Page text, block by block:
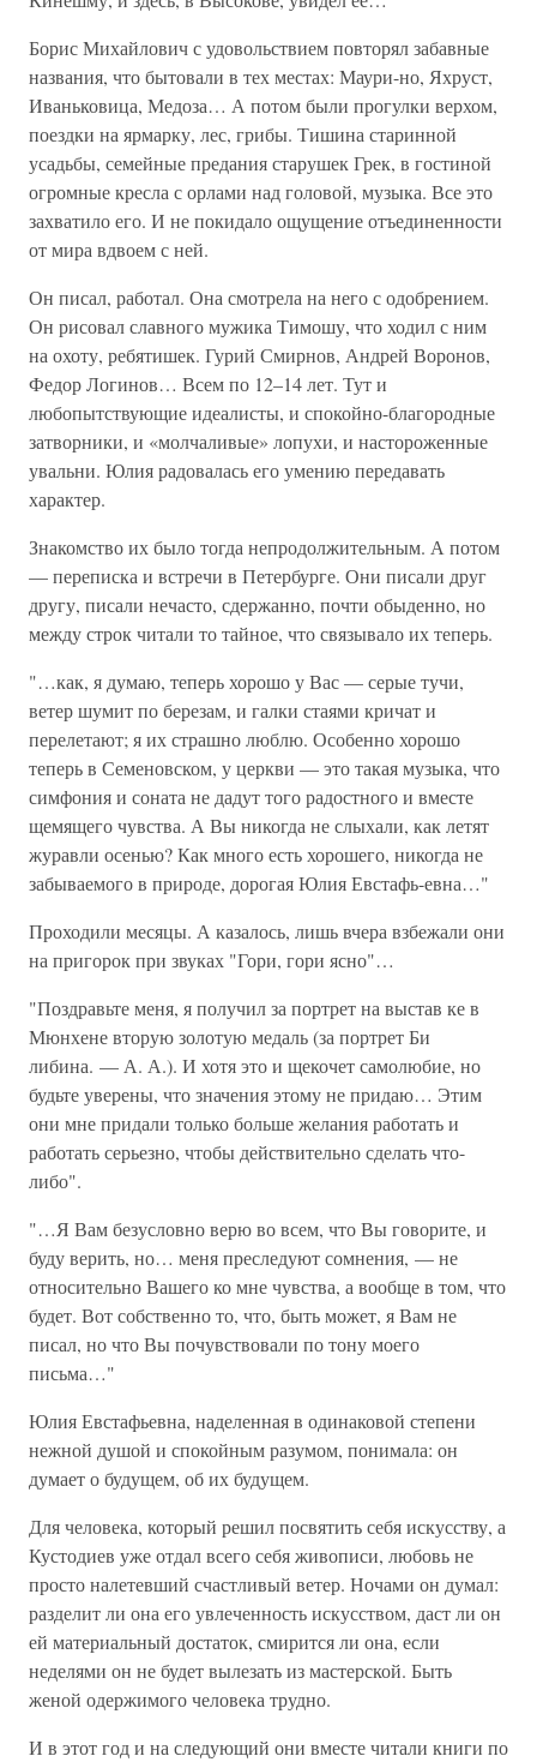
Борис Михайлович с удовольствием повторял забавные
названия, что бытовали в тех местах: Маури-но, Яхруст,
Иваньковица, Медоза… А потом были прогулки верхом,
поездки на ярмарку, лес, грибы. Тишина старинной
усадьбы, семейные предания старушек Грек, в гостиной
огромные кресла с орлами над головой, музыка. Все это
захватило его. И не покидало ощущение отъединенности
от мира вдвоем с ней.
Он писал, работал. Она смотрела на него с одобрением.
Он рисовал славного мужика Тимошу, что ходил с ним
на охоту, ребятишек. Гурий Смирнов, Андрей Воронов,
Федор Логинов… Всем по 12–14 лет. Тут и
любопытствующие идеалисты, и спокойно-благородные
затворники, и «молчаливые» лопухи, и настороженные
увальни. Юлия радовалась его умению передавать
характер.
Знакомство их было тогда непродолжительным. А потом
— переписка и встречи в Петербурге. Они писали друг
другу, писали нечасто, сдержанно, почти обыденно, но
между строк читали то тайное, что связывало их теперь.
"…как, я думаю, теперь хорошо у Вас — серые тучи,
ветер шумит по березам, и галки стаями кричат и
перелетают; я их страшно люблю. Особенно хорошо
теперь в Семеновском, у церкви — это такая музыка, что
симфония и соната не дадут того радостного и вместе
щемящего чувства. А Вы никогда не слыхали, как летят
журавли осенью? Как много есть хорошего, никогда не
забываемого в природе, дорогая Юлия Евстафь-евна…"
Проходили месяцы. А казалось, лишь вчера взбежали они
на пригорок при звуках "Гори, гори ясно"…
"Поздравьте меня, я получил за портрет на выстав ке в
Мюнхене вторую золотую медаль (за портрет Би
либина. — А. А.). И хотя это и щекочет самолюбие, но
будьте уверены, что значения этому не придаю… Этим
они мне придали только больше желания работать и
работать серьезно, чтобы действительно сделать что-
либо".
"…Я Вам безусловно верю во всем, что Вы говорите, и
буду верить, но… меня преследуют сомнения, — не
относительно Вашего ко мне чувства, а вообще в том, что
будет. Вот собственно то, что, быть может, я Вам не
писал, но что Вы почувствовали по тону моего
письма…"
Юлия Евстафьевна, наделенная в одинаковой степени
нежной душой и спокойным разумом, понимала: он
думает о будущем, об их будущем.
Для человека, который решил посвятить себя искусству, а
Кустодиев уже отдал всего себя живописи, любовь не
просто налетевший счастливый ветер. Ночами он думал:
разделит ли она его увлеченность искусством, даст ли он
ей материальный достаток, смирится ли она, если
неделями он не будет вылезать из мастерской. Быть
женой одержимого человека трудно.
И в этот год и на следующий они вместе читали книги по